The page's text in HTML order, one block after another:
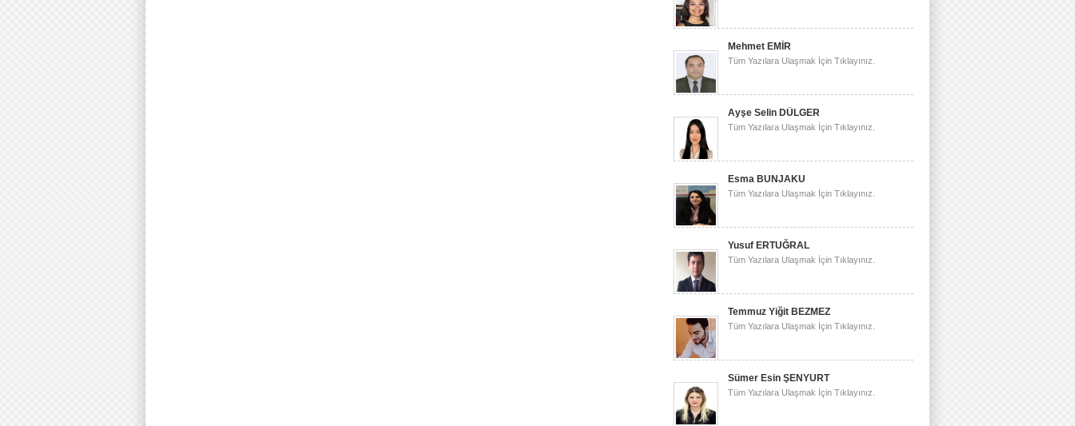
Mehmet EMİR
Tüm Yazılara Ulaşmak İçin Tıklayınız.
Ayşe Selin DÜLGER
Tüm Yazılara Ulaşmak İçin Tıklayınız.
Esma BUNJAKU
Tüm Yazılara Ulaşmak İçin Tıklayınız.
Yusuf ERTUĞRAL
Tüm Yazılara Ulaşmak İçin Tıklayınız.
Temmuz Yiğit BEZMEZ
Tüm Yazılara Ulaşmak İçin Tıklayınız.
Sümer Esin ŞENYURT
Tüm Yazılara Ulaşmak İçin Tıklayınız.